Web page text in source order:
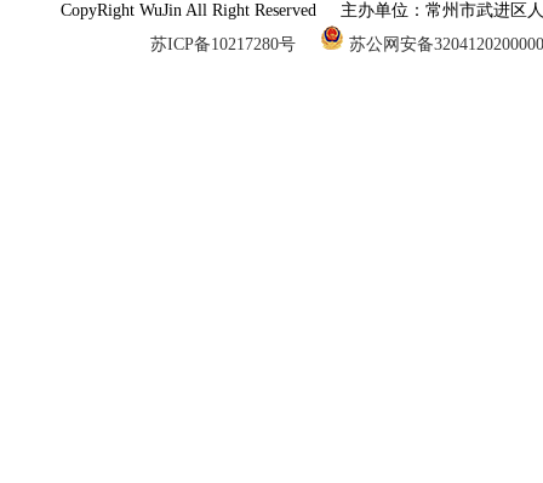
CopyRight WuJin All Right Reserved 主办单位：常州市武进
苏ICP备10217280号
苏公网安备